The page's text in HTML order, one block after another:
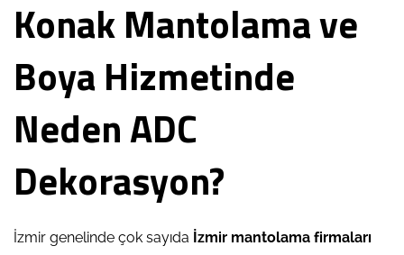
Konak Mantolama ve
Boya Hizmetinde
Neden ADC
Dekorasyon?
İzmir genelinde çok sayıda İzmir mantolama firmaları